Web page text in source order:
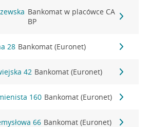
Bankomat w placówce CA
BP
28 Bankomat (Euronet)
42 Bankomat (Euronet)
160 Bankomat (Euronet)
66 Bankomat (Euronet)